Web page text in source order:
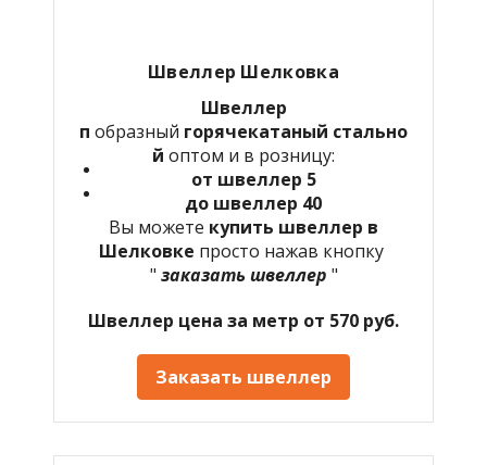
Швеллер Шелковка
Швеллер
п образный горячекатаный стально
й оптом и в розницу:
от швеллер 5
до швеллер 40
Вы можете купить швеллер в
Шелковке просто нажав кнопку
" заказать швеллер "
Швеллер цена за метр от 570 руб.
Заказать швеллер